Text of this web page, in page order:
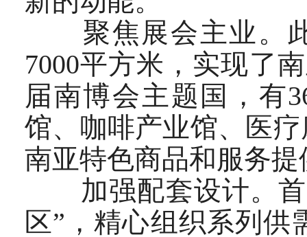
聚焦展会主业。此
7000平方米，实现了
届南博会主题国，有
馆、咖啡产业馆、医
南亚特色商品和服务
加强配套设计。首
区”，精心组织系列供